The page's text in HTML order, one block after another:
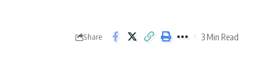
Share 3 Min Read